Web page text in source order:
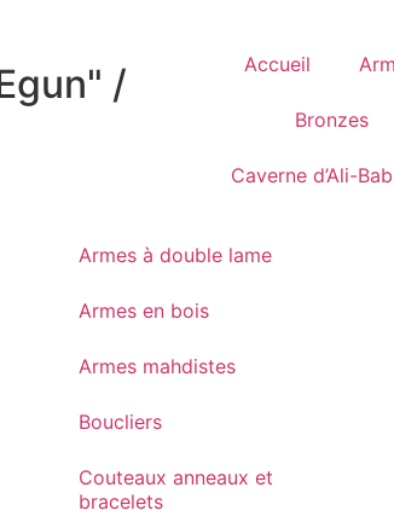
/
Accueil
Bronzes
Caverne d’Ali-
Armes à double lame
Armes en bois
Armes mahdistes
Boucliers
Couteaux anneaux et
bracelets